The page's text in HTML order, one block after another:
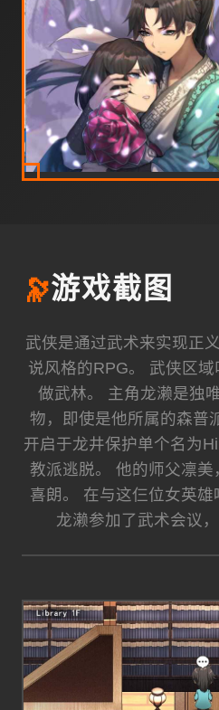
🔭游戏截图
武侠是通过武术来实现正
说风格的RPG。 武侠区
做武林。 主角龙濑是独
物，即使是他所属的森普
开启于龙井保护单个名为
教派逃脱。 他的师父凛
喜朗。 在与这仨位女英雄
龙濑参加了武术会议